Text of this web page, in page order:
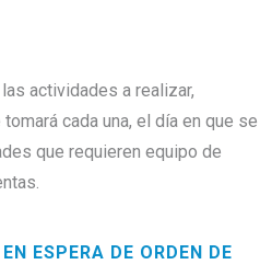
actividades a realizar,
cada una, el día en que se
que requieren equipo de
ESPERA DE ORDEN DE